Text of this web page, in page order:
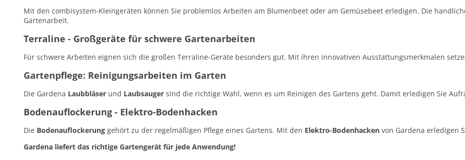
Mit den combisystem-Kleingeräten können Sie problemlos Arbeiten am Blumenbeet oder am Gemüsebeet erledigen. Die
Gartenarbeit.
Terraline - Großgeräte für schwere Gartenarbeiten
Für schwere Arbeiten eignen sich die großen Terraline-Geräte besonders gut. Mit ihren innovativen Ausstattungsmerkmalen
Gartenpflege: Reinigungsarbeiten im Garten
Die Gardena Laubbläser und Laubsauger sind die richtige Wahl, wenn es um Reinigen des Gartens geht. Damit erledigen Sie
Bodenauflockerung - Elektro-Bodenhacken
Die Bodenauflockerung gehört zu der regelmäßigen Pflege eines Gartens. Mit den Elektro-Bodenhacken von Gardena erledigen
Gardena liefert das richtige Gartengerät für jede Anwendung!